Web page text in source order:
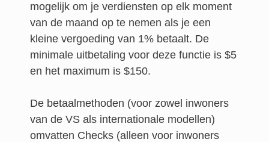
mogelijk om je verdiensten op elk moment
van de maand op te nemen als je een
kleine vergoeding van 1% betaalt. De
minimale uitbetaling voor deze functie is $5
en het maximum is $150.
De betaalmethoden (voor zowel inwoners
van de VS als internationale modellen)
omvatten Checks (alleen voor inwoners